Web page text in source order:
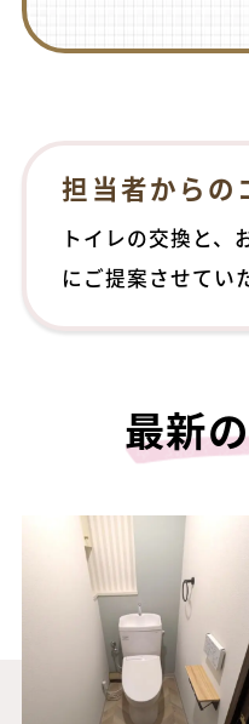
担当者からの
トイレの交換と、
にご提案させてい
最新